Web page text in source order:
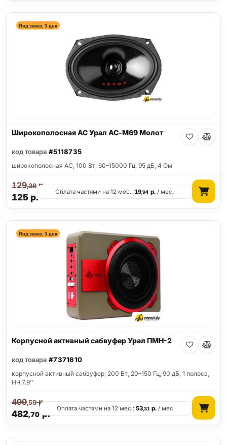
Под заказ, 3 дня
Широкополосная АС Урал АС-М69 Молот
код товара #5118735
широкополосная АС, 100 Вт, 60–15000 Гц, 95 дБ, 4 Ом
125р.
129,38р.
Оплата частями на 12 мес.:19,94 р./ мес.
Под заказ, 3 дня
Корпусной активный сабвуфер Урал ПМН-2
код товара #7371610
корпусной активный сабвуфер, 200 Вт, 20–150 Гц, 90 дБ, 1 полоса,
НЧ 7.9''
482,70р.
499,59р.
Оплата частями на 12 мес.:53,31 р. / мес.